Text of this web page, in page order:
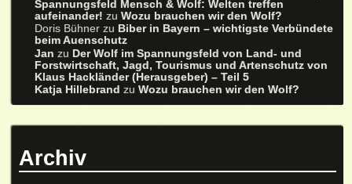
Spannungsfeld Mensch & Wolf: Welten treffen
aufeinander! zuWozu brauchen wir den Wolf?
Doris Bühner zu Biber in Bayern – wichtigste Verbündete
beim Auenschutz
Jan zu Der Wolf im Spannungsfeld von Land- und
Forstwirtschaft, Jagd, Tourismus und Artenschutz von
Klaus Hackländer (Herausgeber) – Teil 5
Katja Hillebrand zuWozu brauchen wir den Wolf?
Archiv